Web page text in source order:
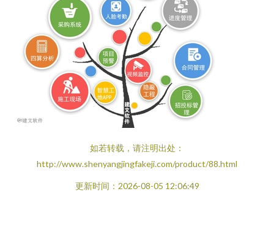
如若转载，请注明出处：
http://www.shenyangjingfakeji.com/product/88.html
更新时间：2026-08-05 12:06:49